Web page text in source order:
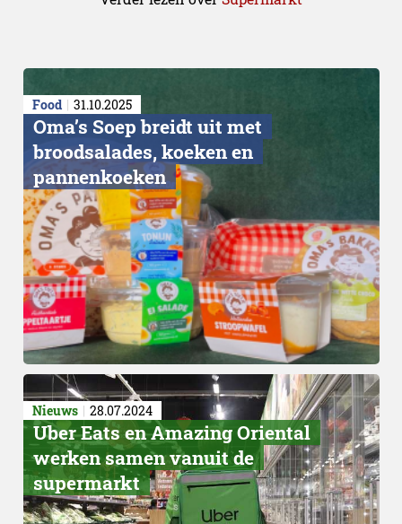
Duidelijke herkomst
Food 31.10.2025
Oma’s Soep breidt uit met
broodsalades, koeken en
pannenkoeken
Nieuws 28.07.2024
Uber Eats en Amazing Oriental
werken samen vanuit de
supermarkt